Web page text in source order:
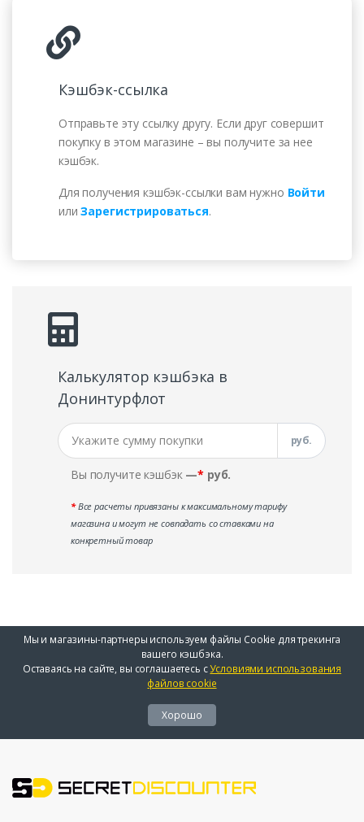
Кэшбэк-ссылка
Отправьте эту ссылку другу. Если друг совершит
покупку в этом магазине – вы получите за нее
кэшбэк.
Для получения кэшбэк-ссылки вам нужно Войти
илиЗарегистрироваться.
Калькулятор кэшбэка в
Донинтурфлот
руб.
Вы получите кэшбэк —* руб.
*Все расчеты привязаны к максимальному тарифу
магазина и могут не совпадать со ставками на
конкретный товар
Мы и магазины-партнеры используем файлы Cookie для трекинга
вашего кэшбэка.
Оставаясь на сайте, вы соглашаетесь сУсловиями использования
файлов cookie
Хорошо